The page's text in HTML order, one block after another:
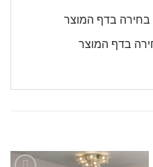
בחירה בדף המוצר
בדף המוצר